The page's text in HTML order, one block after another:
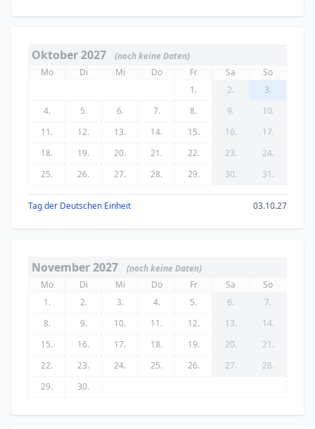
Oktober 2027
(noch keine Daten)
Mo
Di Mi Do Fr Sa
So
1.
2.
3.
4.
5. 6. 7. 8. 9.
10.
11.
12. 13. 14. 15. 16.
17.
18.
19. 20. 21. 22. 23.
24.
25.
26. 27. 28. 29. 30. 31.
Tag der Deutschen Einheit 03.10.27
November 2027
(noch keine Daten)
Mo
Di Mi Do Fr Sa
So
1.
2. 3. 4. 5. 6.
7.
8.
9. 10. 11. 12. 13.
14.
15.
16. 17. 18. 19. 20.
21.
22.
23. 24. 25. 26. 27.
28.
29.
30.